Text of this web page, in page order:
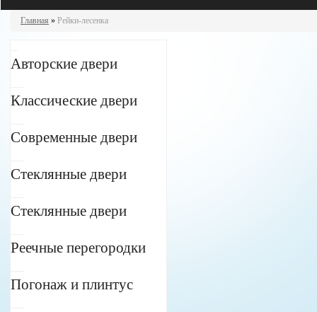
Главная » Рейки-лесенка
Авторские двери
Классические двери
Современные двери
Стеклянные двери
Стеклянные двери
Реечные перегородки
Погонаж и плинтус